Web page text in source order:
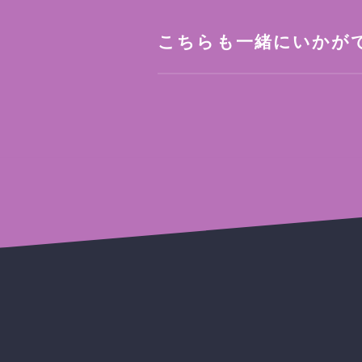
こちらも一緒にいかが